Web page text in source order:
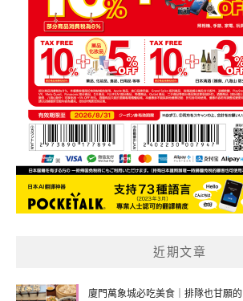
近期文章
廈門萬象城必吃美食｜排隊也甘願